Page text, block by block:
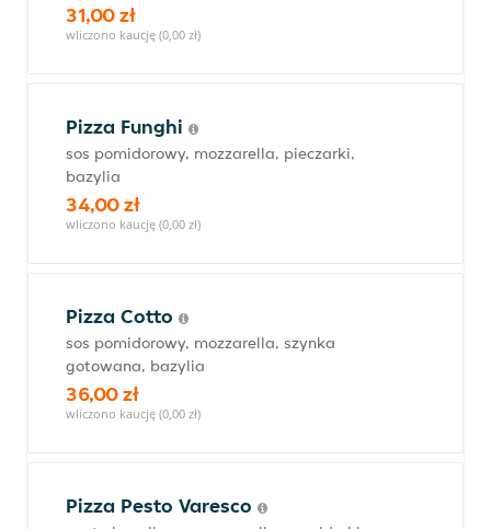
31,00 zł
wliczono kaucję (0,00 zł)
Pizza Funghi
sos pomidorowy, mozzarella, pieczarki,
bazylia
34,00 zł
wliczono kaucję (0,00 zł)
Pizza Cotto
sos pomidorowy, mozzarella, szynka
gotowana, bazylia
36,00 zł
wliczono kaucję (0,00 zł)
Pizza Pesto Varesco